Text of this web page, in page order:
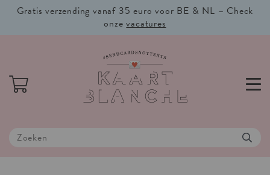
Gratis verzending vanaf 35 euro voor BE & NL – Check
onzevacatures